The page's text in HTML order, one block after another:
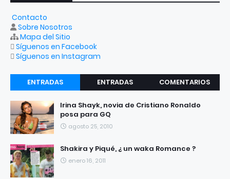
Contacto
Sobre Nosotros
Mapa del Sitio
Síguenos en Facebook
Síguenos en Instagram
ENTRADAS
RECIENTES
ENTRADAS
COMENTARIOS
Irina Shayk, novia de Cristiano Ronaldo
posa para GQ
agosto 25, 2010
Shakira y Piqué, ¿ un waka Romance ?
enero 16, 2011